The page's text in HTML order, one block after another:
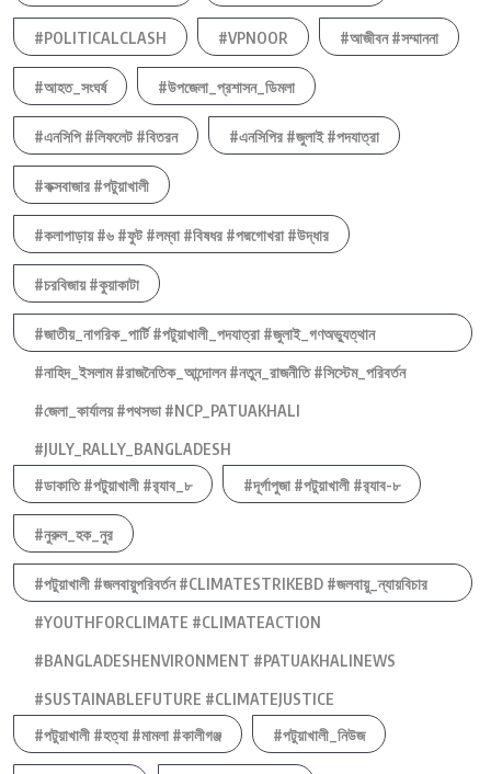
#POLITICALCLASH #VPNOOR #আজীবন #সম্মাননা
#আহত_সংঘর্ষ #উপজেলা_প্রশাসন_ডিমলা
#এনসিপি #লিফলেট #বিতরন #এনসিপির #জুলাই #পদযাত্রা
#কক্সবাজার #পটুয়াখালী
#কলাপাড়ায় #৬ #ফুট #লম্বা #বিষধর #পদ্মগোখরা #উদ্ধার
#চরবিজায় #কুয়াকাটা
#জাতীয়_নাগরিক_পার্টি #পটুয়াখালী_পদযাত্রা #জুলাই_গণঅভ্যুত্থান
#নাহিদ_ইসলাম #রাজনৈতিক_আন্দোলন #নতুন_রাজনীতি #সিস্টেম_পরিবর্তন
#জেলা_কার্যালয় #পথসভা #NCP_PATUAKHALI
#JULY_RALLY_BANGLADESH
#ডাকাতি #পটুয়াখালী #র‍্যাব_৮
#দূর্গাপুজা #পটুয়াখালী #র‍্যাব-৮
#নুরুল_হক_নুর
#পটুয়াখালী #জলবায়ুপরিবর্তন #CLIMATESTRIKEBD #জলবায়ু_ন্যায়বিচার
#YOUTHFORCLIMATE #CLIMATEACTION
#BANGLADESHENVIRONMENT #PATUAKHALINEWS
#SUSTAINABLEFUTURE #CLIMATEJUSTICE
#পটুয়াখালী #হত্যা #মামলা #কালীগঞ্জ
#পটুয়াখালী_নিউজ